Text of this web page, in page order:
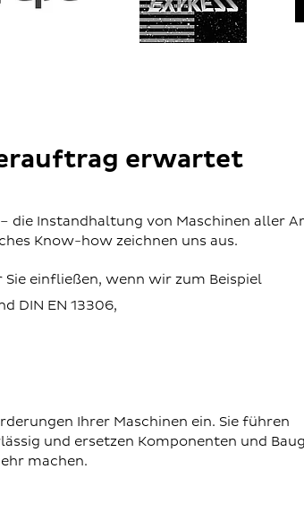
erwartet
die Instandhaltung von Maschinen aller
Know-how zeichnen uns aus.
einfließen, wenn wir zum Beispiel
DIN EN 13306,
Ihrer Maschinen ein. Sie führen
und ersetzen Komponenten und
machen.